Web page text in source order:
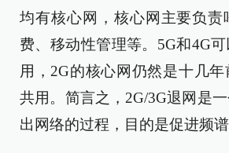
均有核心网，核心网主要负责
费、移动性管理等。5G和4G
用，2G的核心网仍然是十几
共用。简言之，2G/3G退网是
出网络的过程，目的是促进频谱